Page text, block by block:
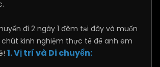
đi 2 ngày 1 đêm tại đây và muốn
kinh nghiệm thực tế để anh em
1. Vị trí và Di chuyển: